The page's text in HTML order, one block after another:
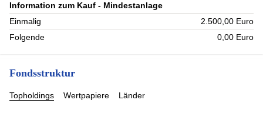
Information zum Kauf - Mindestanlage
Einmalig
2.500,00 Euro
Folgende
0,00 Euro
Fondsstruktur
Topholdings Wertpapiere Länder